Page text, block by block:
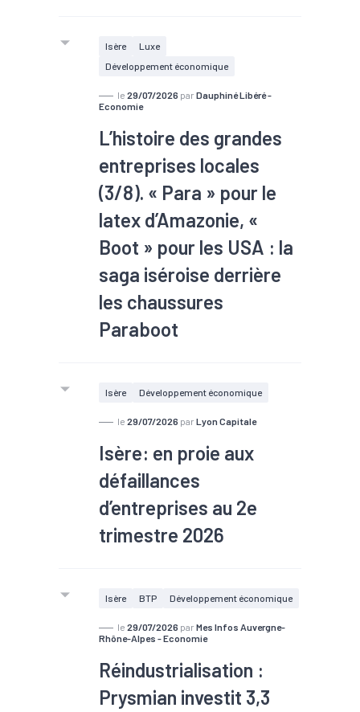
Isère
Luxe
Développement économique
le 29/07/2026 par Dauphiné Libéré -
Economie
L’histoire des grandes
entreprises locales
(3/8). « Para » pour le
latex d’Amazonie, «
Boot » pour les USA : la
saga iséroise derrière
les chaussures
Paraboot
territoire. Aujourd’hui, le chausseur
Paraboot, implanté à Saint-Jean-de-
Moirans, qui confectionne depuis plus
d’un siècle des chaussures conçues
pour un usage durable et qui sont peu
à peu devenues des pièces
incontournables des garde-robes à
Isère Développement économique
le 29/07/2026 par Lyon Capitale
Isère: en proie aux
défaillances
d’entreprises au 2e
trimestre 2026
Auvergne-Rhône-Alpes pour le 2e
trimestre 2026. En Isère, elles
sont 360 à souffrir de fragilités
économiques, en hausse de +30%.
Isère BTP Développement économique
le 29/07/2026 par Mes Infos Auvergne-
Rhône-Alpes - Economie
Réindustrialisation :
Prysmian investit 3,3